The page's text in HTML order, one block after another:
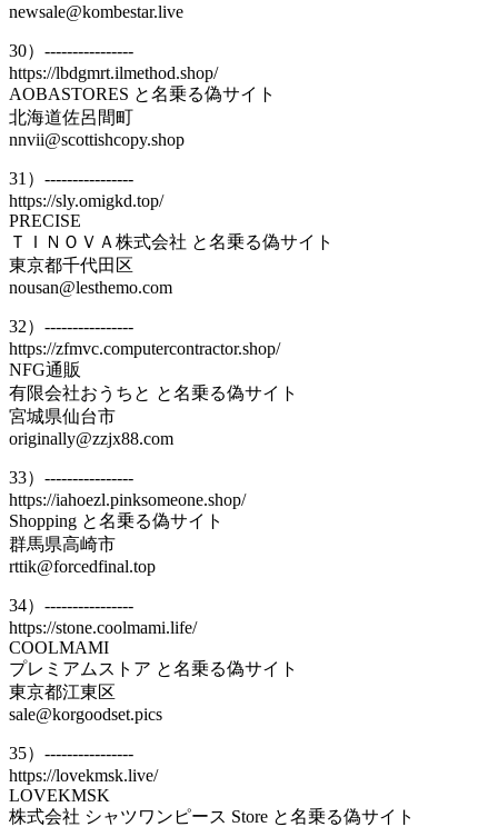
newsale@kombestar.live
30）----------------
https://lbdgmrt.ilmethod.shop/
AOBASTORES と名乗る偽サイト
北海道佐呂間町
nnvii@scottishcopy.shop
31）----------------
https://sly.omigkd.top/
PRECISE
ＴＩＮＯＶＡ株式会社 と名乗る偽サイト
東京都千代田区
nousan@lesthemo.com
32）----------------
https://zfmvc.computercontractor.shop/
NFG通販
有限会社おうちと と名乗る偽サイト
宮城県仙台市
originally@zzjx88.com
33）----------------
https://iahoezl.pinksomeone.shop/
Shopping と名乗る偽サイト
群馬県高崎市
rttik@forcedfinal.top
34）----------------
https://stone.coolmami.life/
COOLMAMI
プレミアムストア と名乗る偽サイト
東京都江東区
sale@korgoodset.pics
35）----------------
https://lovekmsk.live/
LOVEKMSK
株式会社 シャツワンピース Store と名乗る偽サイト